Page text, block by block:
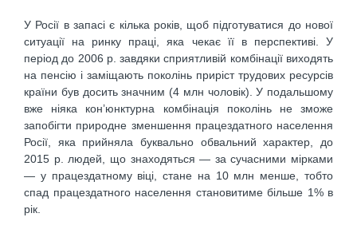
У Росії в запасі є кілька років, щоб підготуватися до нової
ситуації на ринку праці, яка чекає її в перспективі. У
період до 2006 р. завдяки сприятливій комбінації виходять
на пенсію і заміщають поколінь приріст трудових ресурсів
країни був досить значним (4 млн чоловік). У подальшому
вже ніяка кон’юнктурна комбінація поколінь не зможе
запобігти природне зменшення працездатного населення
Росії, яка прийняла буквально обвальний характер, до
2015 р. людей, що знаходяться — за сучасними мірками
— у працездатному віці, стане на 10 млн менше, тобто
спад працездатного населення становитиме більше 1% в
рік.